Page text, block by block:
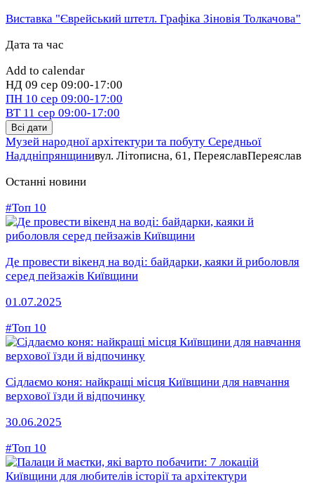
Виставка "Єврейський штетл. Графіка Зіновія Толкачова"
Дата та час
Add to calendar
НД 09 сер 09:00-17:00
ПН 10 сер 09:00-17:00
ВТ 11 сер 09:00-17:00
Всі дати
Музей народної архітектури та побуту Середньої
Наддніпрянщинивул. Літописна, 61, ПереяславПереяслав
Останні новини
#Топ 10
Де провести вікенд на воді: байдарки, каяки й риболовля
серед пейзажів Київщини
01.07.2025
#Топ 10
Сідлаємо коня: найкращі місця Київщини для навчання
верхової їзди й відпочинку
30.06.2025
#Топ 10